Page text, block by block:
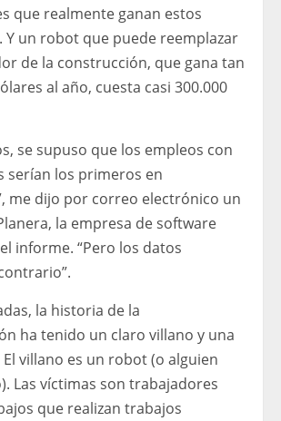
que realmente ganan estos
Y un robot que puede reemplazar
de la construcción, que gana tan
al año, cuesta casi 300.000
se supuso que los empleos con
serían los primeros en
me dijo por correo electrónico un
la empresa de software
informe. “Pero los datos
la historia de la
ha tenido un claro villano y una
villano es un robot (o alguien
Las víctimas son trabajadores
que realizan trabajos